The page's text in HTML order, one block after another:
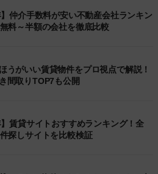
】仲介手数料が安い不動産会社ランキン
料～半額の会社を徹底比較
うがいい賃貸物件をプロ視点で解説！
間取りTOP7も公開
】賃貸サイトおすすめランキング！全
探しサイトを比較検証